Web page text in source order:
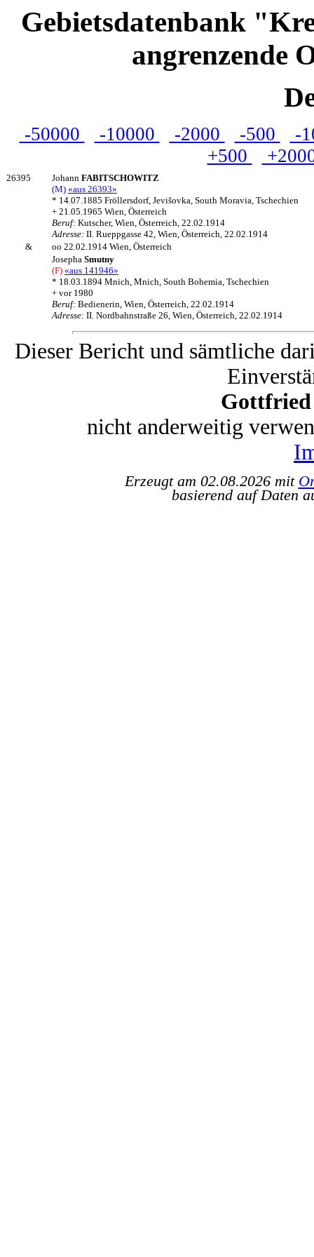
Gebietsdatenbank
angrenzende
-50000 -10000 -2000 -500
-
+500
26395 Johann FABITSCHOWITZ
(M) «aus 26393»
* 14.07.1885 Fröllersdorf, Jevišovka, South Moravia, Tschechien
+ 21.05.1965 Wien, Österreich
Beruf: Kutscher, Wien, Österreich, 22.02.1914
Adresse: II. Rueppgasse 42, Wien, Österreich, 22.02.1914
&
oo 22.02.1914 Wien, Österreich
Josepha Smutny
(F) «aus 141946»
* 18.03.1894 Mnich, Mnich, South Bohemia, Tschechien
+ vor 1980
Beruf: Bedienerin, Wien, Österreich, 22.02.1914
Adresse: II. Nordbahnstraße 26, Wien, Österreich, 22.02.1914
Dieser Bericht und sämtliche
Gottfried
nicht anderweitig
Erzeugt am 02.08.2026 mit
basierend auf Daten